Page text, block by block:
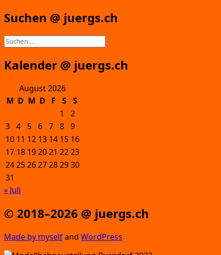
Suchen @ juergs.ch
Suchen
nach:
Kalender @ juergs.ch
August 2026
M D M D F S
S
1
2
3 4 5 6 7 8 9
10 11 12 13 14 15 16
17 18 192021 2223
24252627282930
31
« Juli
© 2018–2026 @ juergs.ch
Made by mys­elfand Word­Press